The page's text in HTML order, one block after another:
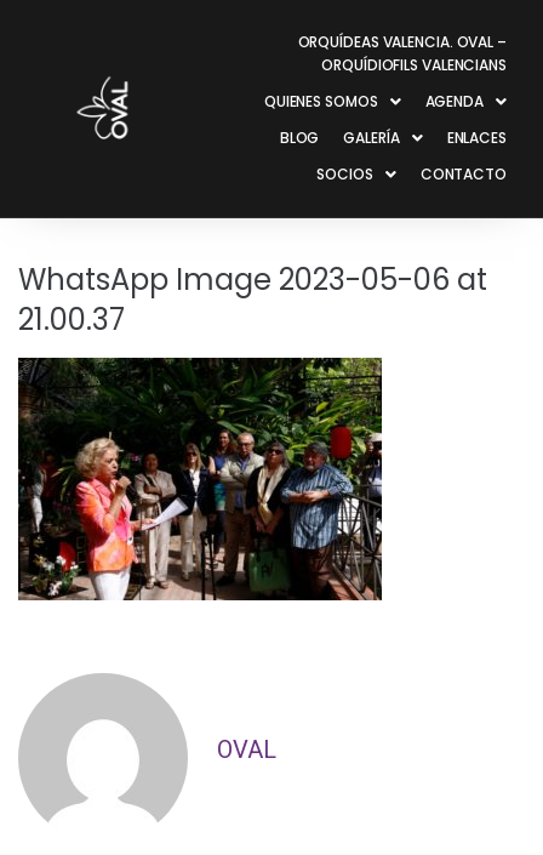
ORQUÍDEAS VALENCIA. OVAL –
ORQUÍDIOFILS VALENCIANS
QUIENES SOMOS
AGENDA
BLOG
GALERÍA
ENLACES
SOCIOS
CONTACTO
WhatsApp Image 2023-05-06 at
21.00.37
OVAL